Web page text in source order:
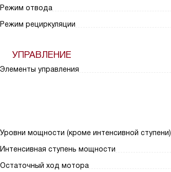
Режим отвода
Режим рециркуляции
УПРАВЛЕНИЕ
Элементы управления
Уровни мощности (кроме интенсивной ступени)
Интенсивная ступень мощности
Остаточный ход мотора